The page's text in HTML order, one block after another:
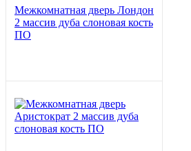
Межкомнатная дверь Лондон
2 массив дуба слоновая кость
ПО